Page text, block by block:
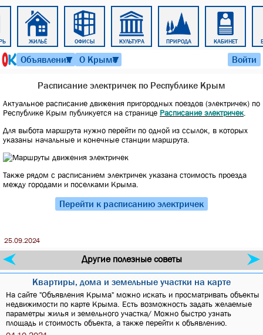
ЖИЛЬЁ ОФИСЫ КУЛЬТУРА ПРИРОДА КАБИНЕТ
Объявления
▼ О Крыме
▼ Войти
Расписание электричек по Республике Крым
Актуальное расписание движения пригородных поездов (электричек) по
Республике Крым публикуется на странице Расписание электричек
Для выбота маршрута нужно перейти по одной из ссылок, в которых
указаны начальные и конечные станции маршрута.
Также рядом с расписанием электричек указана стоимость проезда
между городами и поселками Крыма.
Перейти к расписанию электричек
25.09.2024
Другие полезные советы
Квартиры, дома и земельные участки на карте
На сайте "Объявления Крыма" можно искать и просматривать объекты
недвижимости по карте Крыма. Есть возможность задать желаемые
параметры жилья и земельного участка/ Можно быстро узнать
площадь и стоимость объекта, а также перейти к объявлению.